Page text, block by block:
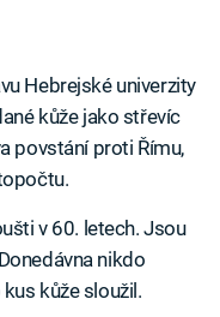
Hebrejské univerzity
kůže jako střevíc
povstání proti Římu,
v 60. letech. Jsou
nikdo
kůže sloužil.